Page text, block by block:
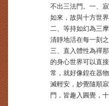
不出三法門。一、
如來，故與十方世
二、等持如幻為三
清靜地活在每一刻
三、直入體性為禪
的身心世界可以直
常，就好像鍠在器
滅輕安，妙覺隨順
門，皆趣入圓覺，